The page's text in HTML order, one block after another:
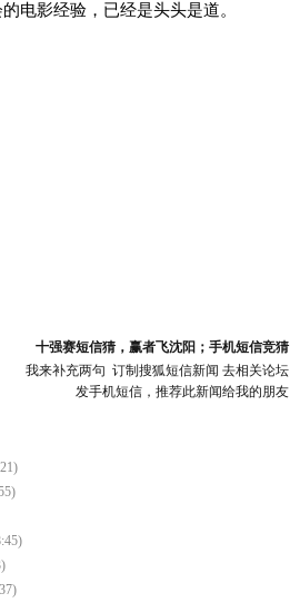
电影经验，已经是头头是道。
十强赛短信猜，赢者飞沈阳；手机短信竞猜
我来补充两句 订制搜狐短信新闻 去相关论坛
发手机短信，推荐此新闻给我的朋友